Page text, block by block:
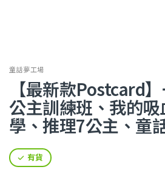
童話夢工場
【最新款Postcard
公主訓練班、我的吸
學、推理7公主、童
有貨